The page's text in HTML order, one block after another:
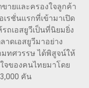
ายและครองใจลูกค้า
รชั่นแรกที่เข้ามาเปิด
ถเอสยูวีเป็นที่นิยมยิ่ง
ดเอสยูวีมาอย่าง
มทศวรรษ ได้พิสูจน์ให้
จของคนไทยมาโดย
คัน